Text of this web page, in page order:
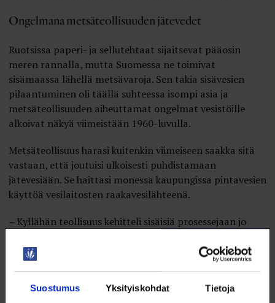
Suostumus Yksityiskohdat Tietoja
Ongelmana metsäteollisuuden jätevedet
Ruotsissa paperi- ja sellutehtaat sijaitsevat pääosin
meren rannalla, mutta Suomessa ne toimivat
sisämaassa lähellä metsävaroja. Sen takia sisävesien
pilaantuminen oli täällä suhteessa isompi asia ja
metsäteollisuuden aiheuttamat ongelmat vesistöille
alkoivat näkyä viimeistään 1960-luvulla.
Metsäteollisuus harasi kuitenkin viimeiseen saakka sitä
vastaan, että joutuisi ulkoisesti puhdistamaan
jätevesiään. Se haittasi monessa kaupungissa pintavesien
käyttöä vesilaitosten raakavesilähteenä.
– Kyllähän teollisuus kehitteli sisäisiä prosessejaan jo
ulkoiseen jäteveden puhdistukseen väittäen, ilman
päteviä todisteita, sitä liian kalliiksi. Metsäteollisuus oli
sanelemaan nämä asiat, Katko kertoo.